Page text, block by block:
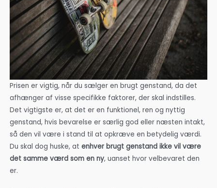
Prisen er vigtig, når du sælger en brugt genstand, da det
afhænger af visse specifikke faktorer, der skal indstilles.
Det vigtigste er, at det er en funktionel, ren og nyttig
genstand, hvis bevarelse er særlig god eller næsten intakt,
så den vil være i stand til at opkræve en betydelig værdi.
Du skal dog huske, at enhver brugt genstand ikke vil være
det samme værd som en ny, uanset hvor velbevaret den
er.